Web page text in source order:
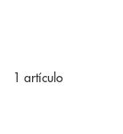
1 artículo